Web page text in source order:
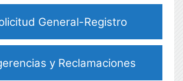
General-Registro
y Reclamaciones